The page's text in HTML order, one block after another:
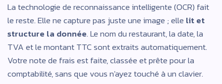
La technologie de reconnaissance intelligente (OCR) fait
le reste. Elle ne capture pas juste une image ; elle lit et
structure la donnée. Le nom du restaurant, la date, la
TVA et le montant TTC sont extraits automatiquement.
Votre note de frais est faite, classée et prête pour la
comptabilité, sans que vous n'ayez touché à un clavier.